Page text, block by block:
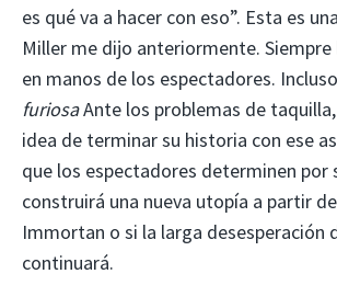
es qué va a hacer con eso”. Esta es
Miller me dijo anteriormente.
en manos de los espectadores.
furiosaAnte los problemas de
idea de terminar su historia con ese
que los espectadores determinen por
construirá una nueva utopía a partir
Immortan o si la larga desesperación
continuará.